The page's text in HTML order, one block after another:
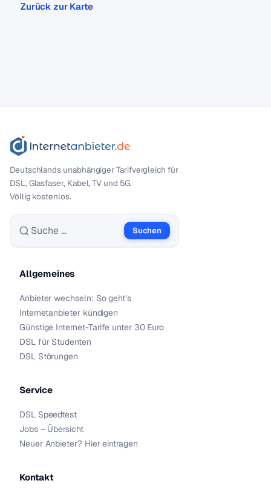
Zurück zur Karte
Deutschlands unabhängiger Tarif­vergleich für
DSL, Glasfaser, Kabel, TV und 5G.
Völlig kostenlos.
Suche nach:
Suchen
Allgemeines
Anbieter wechseln: So geht’s
Internetanbieter kündigen
Günstige Internet-Tarife unter 30 Euro
DSL für Studenten
DSL Störungen
Service
DSL Speedtest
Jobs – Übersicht
Neuer Anbieter? Hier eintragen
Kontakt